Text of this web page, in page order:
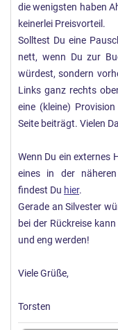
die wenigsten haben
keinerlei Preisvorteil.
Solltest Du eine
nett, wenn Du zur
würdest, sondern
Links ganz rechts
eine (kleine)
Seite beiträgt. Vielen
Wenn Du ein externes
eines in der
findest Du hier.
Gerade an Silvester
bei der Rückreise
und eng werden!
Viele Grüße,
Torsten